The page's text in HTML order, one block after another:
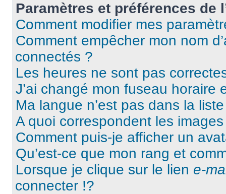
Paramètres et préférences de
Comment modifier mes
Comment empêcher mon nom
connectés ?
Les heures ne sont pas
J’ai changé mon fuseau horaire
Ma langue n’est pas dans la
A quoi correspondent les
Comment puis-je afficher un
Qu’est-ce que mon rang et
Lorsque je clique sur le lien e-
connecter !?